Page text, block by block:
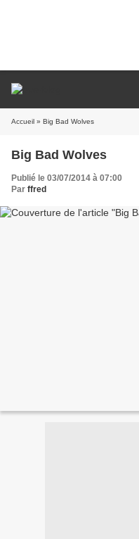
Accueil » Big Bad Wolves
Big Bad Wolves
Publié le 03/07/2014 à 07:00
Par ffred